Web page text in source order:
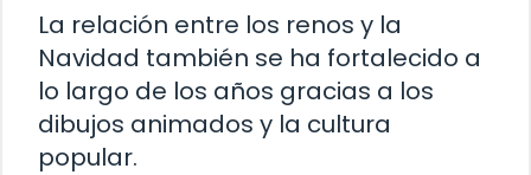
La relación entre los renos y la
Navidad también se ha fortalecido a
lo largo de los años gracias a los
dibujos animados y la cultura
popular.